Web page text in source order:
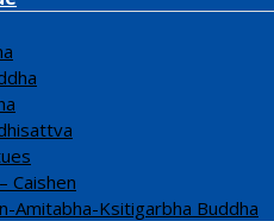
Caishen
Amitabha-Ksitigarbha Buddha